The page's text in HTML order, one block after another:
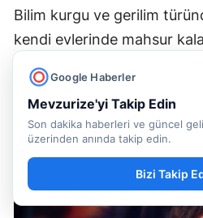
Google Haberler
Mevzurize'yi Takip Edin
Son dakika haberleri ve güncel
üzerinden anında takip edin.
Bizi Takip
Bilim kurgu ve gerilim
kendi evlerinde mahsur
ailenin hikâyesini anlatıyor.
kaynaklar ve dışarıdaki
hayatta kalmaya çalışan
kapalı alan gerilimini